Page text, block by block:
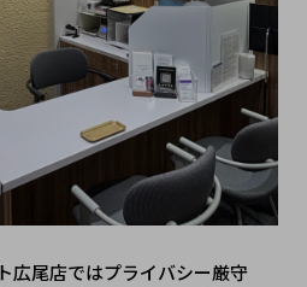
広尾店ではプライバシー厳守